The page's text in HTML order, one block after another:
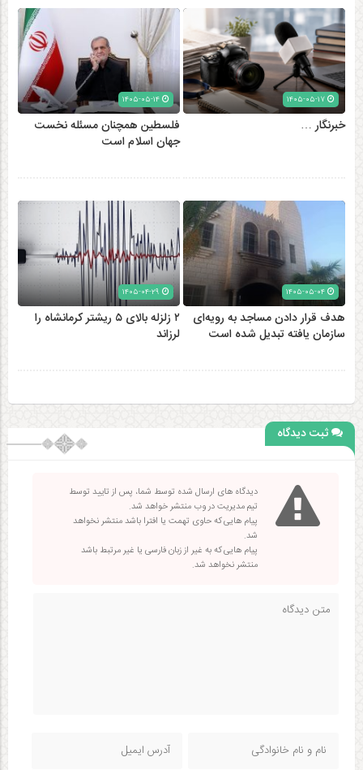
۱۴۰۵-۰۵-۱۷
خبرنگار …
فلسطین همچنان مسئله نخست
جهان اسلام است
۱۴۰۵-۰۵-۰۴
هدف قرار دادن مساجد به رویه‌ای
سازمان‌ یافته تبدیل شده است
۲ زلزله‌ بالای ۵ ریشتر کرمانشاه را
لرزاند
ثبت دیدگاه
دیدگاه های ارسال شده توسط شما، پس از تایید توسط
تیم مدیریت در وب منتشر خواهد شد.
پیام هایی که حاوی تهمت یا افترا باشد منتشر نخواهد
شد.
پیام هایی که به غیر از زبان فارسی یا غیر مرتبط باشد
منتشر نخواهد شد.